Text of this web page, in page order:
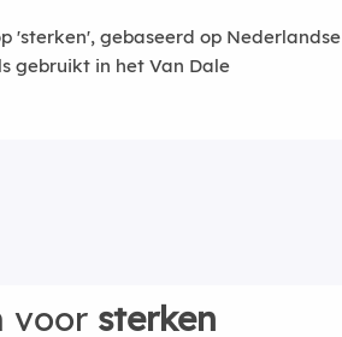
'sterken', gebaseerd op Nederlandse
gebruikt in het Van Dale
voor sterken